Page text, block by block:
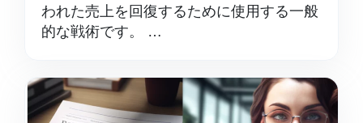
われた売上を回復するために使用する一般
的な戦術です。 …